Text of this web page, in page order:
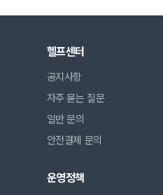
헬프센터
공지사항
자주 묻는 질문
일반 문의
안전결제 문의
운영정책